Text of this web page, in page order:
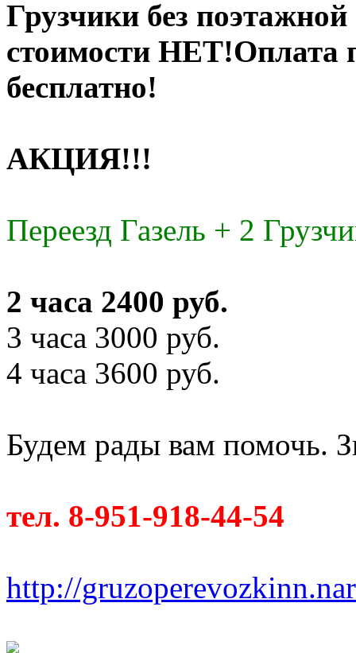
Грузчики без
стоимости НЕТ!Оплата
бесплатно!
АКЦИЯ!!!
Переезд Газель + 2
2 часа 2400 руб.
3 часа 3000 руб.
4 часа 3600 руб.
Будем рады вам помочь.
тел. 8-951-918-44-54
http://